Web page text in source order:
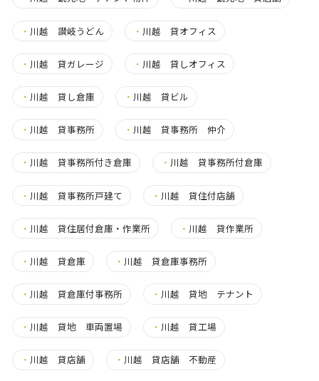
・ 川越 讃岐うどん ・ 川越 貸オフィス
・ 川越 貸ガレージ ・ 川越 貸しオフィス
・ 川越 貸し倉庫 ・ 川越 貸ビル
・ 川越 貸事務所 ・ 川越 貸事務所 仲介
・ 川越 貸事務所付き倉庫 ・ 川越 貸事務所付倉庫
・ 川越 貸事務所戸建て ・ 川越 貸住付店舗
・ 川越 貸住居付倉庫・作業所 ・ 川越 貸作業所
・ 川越 貸倉庫 ・ 川越 貸倉庫事務所
・ 川越 貸倉庫付事務所 ・ 川越 貸地 テナント
・ 川越 貸地 車両置場 ・ 川越 貸工場
・ 川越 貸店舗 ・ 川越 貸店舗 不動産